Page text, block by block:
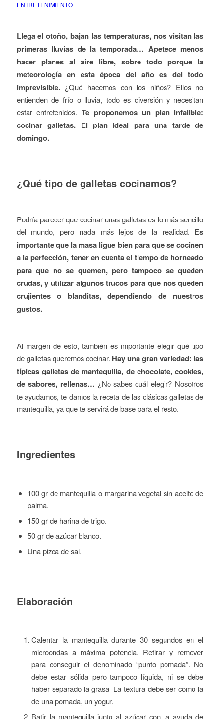
ENTRETENIMIENTO
Llega el otoño, bajan las temperaturas, nos visitan las
primeras lluvias de la temporada… Apetece menos
hacer planes al aire libre, sobre todo porque la
meteorología en esta época del año es del todo
imprevisible.¿Qué hacemos con los niños? Ellos no
entienden de frío o lluvia, todo es diversión y necesitan
estar entretenidos.Te proponemos un plan infalible:
cocinar galletas. El plan ideal para una tarde de
domingo.
¿Qué tipo de galletas cocinamos?
Podría parecer que cocinar unas galletas es lo más sencillo
del mundo, pero nada más lejos de la realidad. Es
importante que la masa ligue bien para que se cocinen
a la perfección, tener en cuenta el tiempo de horneado
para que no se quemen, pero tampoco se queden
crudas, y utilizar algunos trucos para que nos queden
crujientes o blanditas, dependiendo de nuestros
gustos.
Al margen de esto, también es importante elegir qué tipo
de galletas queremos cocinar. Hay una gran variedad: las
típicas galletas de mantequilla, de chocolate, cookies,
de sabores, rellenas… ¿No sabes cuál elegir? Nosotros
te ayudamos, te damos la receta de las clásicas galletas de
mantequilla, ya que te servirá de base para el resto.
Ingredientes
100 gr de mantequilla o margarina vegetal sin aceite de
palma.
150 gr de harina de trigo.
50 gr de azúcar blanco.
Una pizca de sal.
Elaboración
Calentar la mantequilla durante 30 segundos en el
microondas a máxima potencia. Retirar y remover
para conseguir el denominado “punto pomada”. No
debe estar sólida pero tampoco líquida, ni se debe
haber separado la grasa. La textura debe ser como la
de una pomada, un yogur.
Batir la mantequilla junto al azúcar con la ayuda de